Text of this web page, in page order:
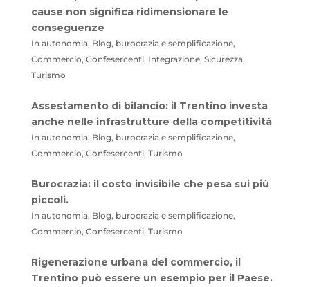
cause non significa ridimensionare le
conseguenze
In autonomia, Blog, burocrazia e semplificazione,
Commercio, Confesercenti, Integrazione, Sicurezza,
Turismo
Assestamento di bilancio: il Trentino investa
anche nelle infrastrutture della competitività
In autonomia, Blog, burocrazia e semplificazione,
Commercio, Confesercenti, Turismo
Burocrazia: il costo invisibile che pesa sui più
piccoli.
In autonomia, Blog, burocrazia e semplificazione,
Commercio, Confesercenti, Turismo
Rigenerazione urbana del commercio, il
Trentino può essere un esempio per il Paese.